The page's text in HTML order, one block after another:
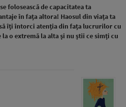
folosească de capacitatea ta
în fața altora! Haosul din viața ta
îți întorci atenția din fața lucrurilor cu
o extremă la alta și nu știi ce simți cu